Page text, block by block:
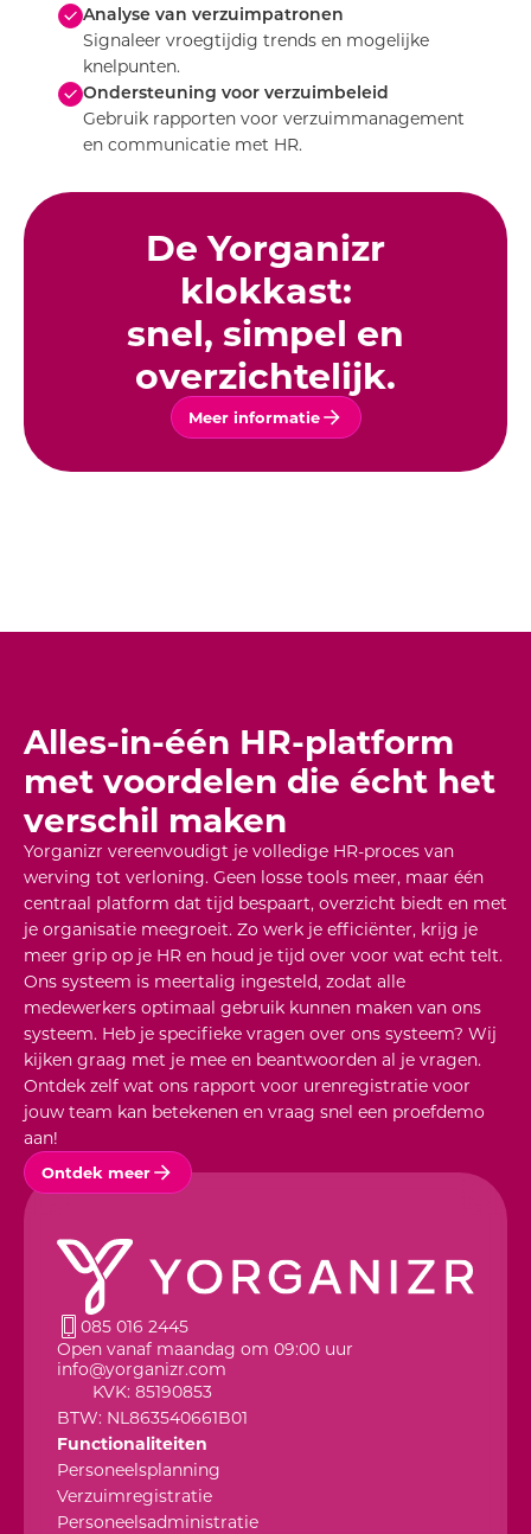
Analyse van verzuimpatronen
Signaleer vroegtijdig trends en mogelijke
knelpunten.
Ondersteuning voor verzuimbeleid
Gebruik rapporten voor verzuimmanagement
en communicatie met HR.
De Yorganizr
klokkast:
snel, simpel en
overzichtelijk.
Meer informatie
Alles-in-één HR-platform
met voordelen die écht het
verschil maken
Yorganizr vereenvoudigt je volledige HR-proces van
werving tot verloning. Geen losse tools meer, maar één
centraal platform dat tijd bespaart, overzicht biedt en met
je organisatie meegroeit. Zo werk je efficiënter, krijg je
meer grip op je HR en houd je tijd over voor wat echt telt.
Ons systeem is meertalig ingesteld, zodat alle
medewerkers optimaal gebruik kunnen maken van ons
systeem. Heb je specifieke vragen over ons systeem? Wij
kijken graag met je mee en beantwoorden al je vragen.
Ontdek zelf wat ons rapport voor urenregistratie voor
jouw team kan betekenen en vraag snel een proefdemo
aan!
Ontdek meer
085 016 2445
Open vanaf maandag om 09:00 uur
info@yorganizr.com
KVK: 85190853
BTW: NL863540661B01
Functionaliteiten
Personeelsplanning
Verzuimregistratie
Personeelsadministratie